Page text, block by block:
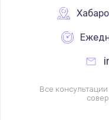
Замена
Все